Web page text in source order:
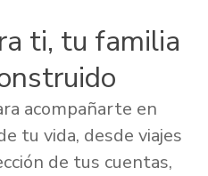
ti, tu familia
acompañarte en
tu vida, desde viajes
de tus cuentas,